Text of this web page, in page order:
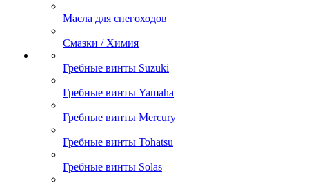
Масла для снегоходов
Смазки / Химия
Гребные винты Suzuki
Гребные винты Yamaha
Гребные винты Mercury
Гребные винты Tohatsu
Гребные винты Solas